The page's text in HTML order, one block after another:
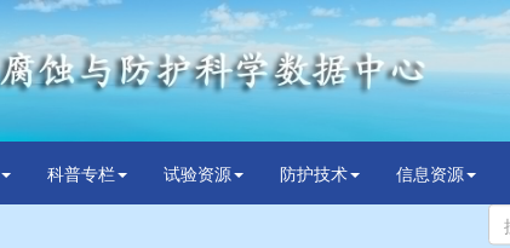
科普专栏 试验资源 防护技术 信息资源